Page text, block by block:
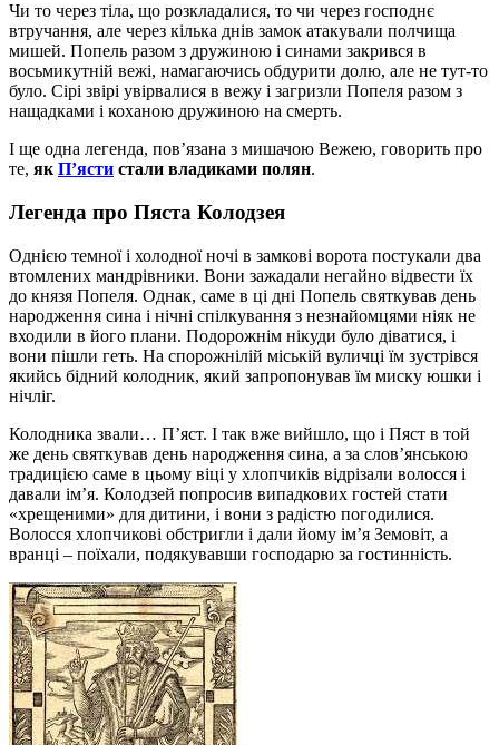
Чи то через тіла, що розкладалися, то чи через господнє
втручання, але через кілька днів замок атакували полчища
мишей. Попель разом з дружиною і синами закрився в
восьмикутній вежі, намагаючись обдурити долю, але не тут-то
було. Сірі звірі увірвалися в вежу і загризли Попеля разом з
нащадками і коханою дружиною на смерть.
І ще одна легенда, пов’язана з мишачою Вежею, говорить про
те, як П’ясти стали владиками полян.
Легенда про Пяста Колодзея
Однією темної і холодної ночі в замкові ворота постукали два
втомлених мандрівники. Вони зажадали негайно відвести їх
до князя Попеля. Однак, саме в ці дні Попель святкував день
народження сина і нічні спілкування з незнайомцями ніяк не
входили в його плани. Подорожнім нікуди було діватися, і
вони пішли геть. На спорожнілій міській вуличці їм зустрівся
якийсь бідний колодник, який запропонував їм миску юшки і
нічліг.
Колодника звали… П’яст. І так вже вийшло, що і Пяст в той
же день святкував день народження сина, а за слов’янською
традицією саме в цьому віці у хлопчиків відрізали волосся і
давали ім’я. Колодзей попросив випадкових гостей стати
«хрещеними» для дитини, і вони з радістю погодилися.
Волосся хлопчикові обстригли і дали йому ім’я Земовіт, а
вранці – поїхали, подякувавши господарю за гостинність.